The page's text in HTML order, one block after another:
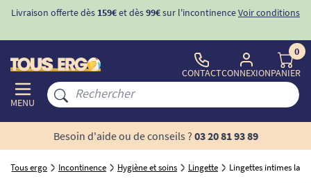
Livraison offerte dès 159€et dès99€sur l'incontinenceVoir conditions
MENU
CONTACTCONNEXION
0
PANIER
Besoin d'aide ou de conseils ? 03 20 81 93 89
Tous ergo Incontinence Hygiène et soins Lingette Lingettes intimes